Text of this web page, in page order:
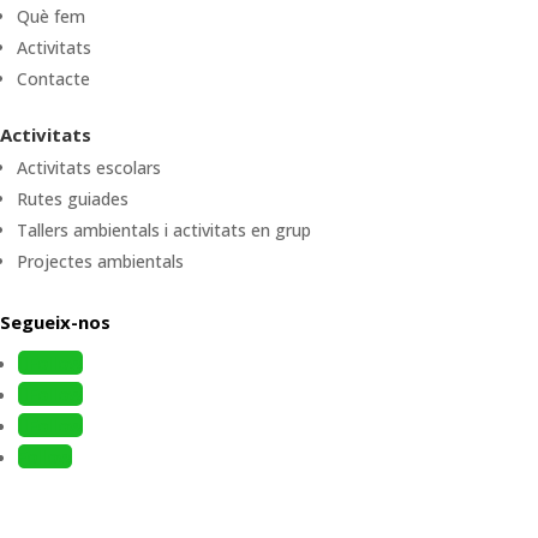
Què fem
Activitats
Contacte
Activitats
Activitats escolars
Rutes guiades
Tallers ambientals i activitats en grup
Projectes ambientals
Segueix-nos
Follow
Follow
Follow
Follow